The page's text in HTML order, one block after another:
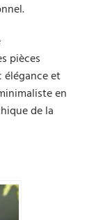
pièces
élégance et
en
de la